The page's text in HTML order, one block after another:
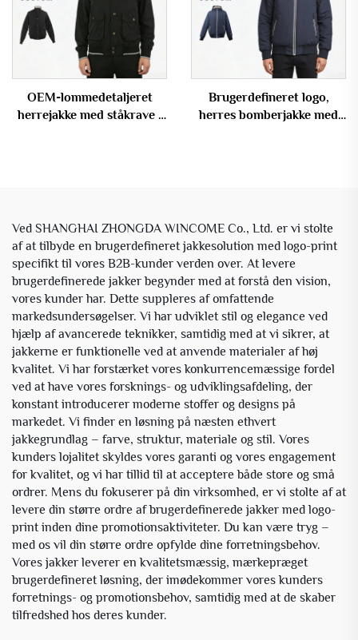
OEM-lommedetaljeret
herrejakke med ståkrave i
Brugerdefineret logo,
herres bomberjakke med
Ved SHANGHAI ZHONGDA WINCOME Co., Ltd. er vi stolte
af at tilbyde en brugerdefineret jakkesolution med logo-print
specifikt til vores B2B-kunder verden over. At levere
brugerdefinerede jakker begynder med at forstå den vision,
vores kunder har. Dette suppleres af omfattende
markedsundersøgelser. Vi har udviklet stil og elegance ved
hjælp af avancerede teknikker, samtidig med at vi sikrer, at
jakkerne er funktionelle ved at anvende materialer af høj
kvalitet. Vi har forstærket vores konkurrencemæssige fordel
ved at have vores forsknings- og udviklingsafdeling, der
konstant introducerer moderne stoffer og designs på
markedet. Vi finder en løsning på næsten ethvert
jakkegrundlag – farve, struktur, materiale og stil. Vores
kunders lojalitet skyldes vores garanti og vores engagement
for kvalitet, og vi har tillid til at acceptere både store og små
ordrer. Mens du fokuserer på din virksomhed, er vi stolte af at
levere din større ordre af brugerdefinerede jakker med logo-
print inden dine promotionsaktiviteter. Du kan være tryg –
med os vil din større ordre opfylde dine forretningsbehov.
Vores jakker leverer en kvalitetsmæssig, mærkepræget
brugerdefineret løsning, der imødekommer vores kunders
forretnings- og promotionsbehov, samtidig med at de skaber
tilfredshed hos deres kunder.